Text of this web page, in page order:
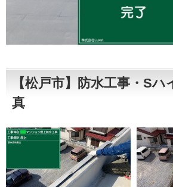
【松戸市】防水工事・S
真